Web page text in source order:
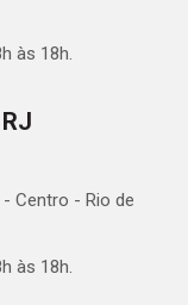
às 18h.
- Centro - Rio de
às 18h.